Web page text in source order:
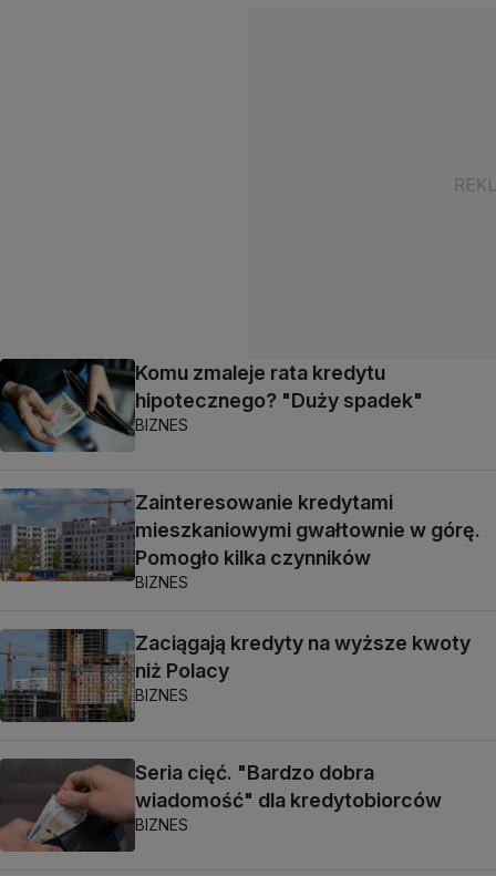
Komu zmaleje rata kredytu
hipotecznego? "Duży spadek"
BIZNES
Zainteresowanie kredytami
mieszkaniowymi gwałtownie w górę.
Pomogło kilka czynników
BIZNES
Zaciągają kredyty na wyższe kwoty
niż Polacy
BIZNES
Seria cięć. "Bardzo dobra
wiadomość" dla kredytobiorców
BIZNES